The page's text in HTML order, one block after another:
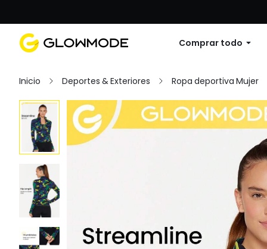
Comprar todo
Inicio Deportes & Exteriores Ropa deportiva Mujer